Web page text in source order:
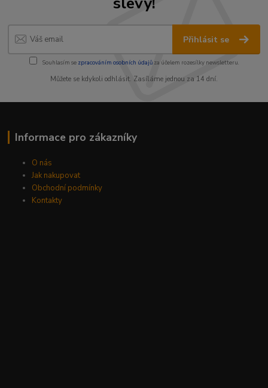
Přihlásit se
Souhlasím se zpracováním osobních údajůza účelem rozesílky newsletteru.
Můžete se kdykoli odhlásit. Zasíláme jednou za 14 dní.
Informace pro zákazníky
O nás
Jak nakupovat
Obchodní podmínky
Kontakty